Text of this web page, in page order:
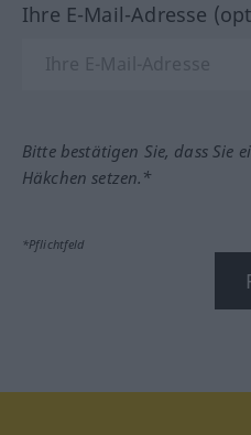
Ihre E-Mail-Adresse
Bitte bestätigen Sie, dass Sie
Häkchen setzen.*
*Pflichtfeld